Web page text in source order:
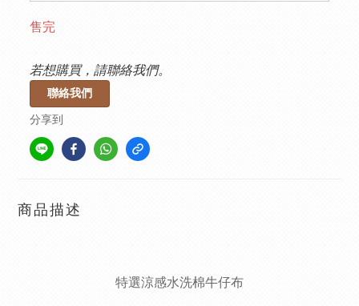
售完
若想購買，請聯絡我們。
聯絡我們
分享到
商品描述
特選涼感水洗棉牛仔布